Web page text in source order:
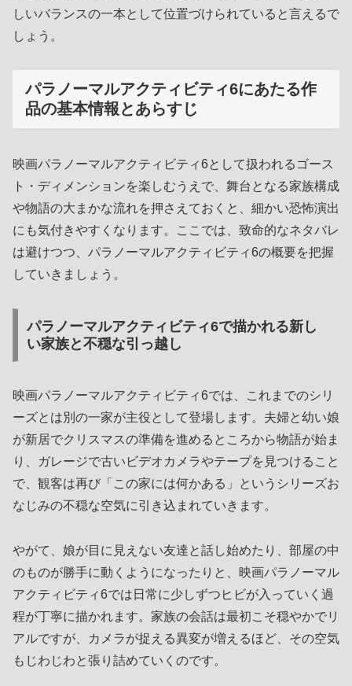
しいバランスの一本として位置づけられていると言えるで
しょう。
パラノーマルアクティビティ6にあたる作
品の基本情報とあらすじ
映画パラノーマルアクティビティ6として扱われるゴース
ト・ディメンションを楽しむうえで、舞台となる家族構成
や物語の大まかな流れを押さえておくと、細かい恐怖演出
にも気付きやすくなります。ここでは、致命的なネタバレ
は避けつつ、パラノーマルアクティビティ6の概要を把握
していきましょう。
パラノーマルアクティビティ6で描かれる新し
い家族と不穏な引っ越し
映画パラノーマルアクティビティ6では、これまでのシリ
ーズとは別の一家が主役として登場します。夫婦と幼い娘
が新居でクリスマスの準備を進めるところから物語が始ま
り、ガレージで古いビデオカメラやテープを見つけること
で、観客は再び「この家には何かある」というシリーズお
なじみの不穏な空気に引き込まれていきます。
やがて、娘が目に見えない友達と話し始めたり、部屋の中
のものが勝手に動くようになったりと、映画パラノーマル
アクティビティ6では日常に少しずつヒビが入っていく過
程が丁寧に描かれます。家族の会話は最初こそ穏やかでリ
アルですが、カメラが捉える異変が増えるほど、その空気
もじわじわと張り詰めていくのです。